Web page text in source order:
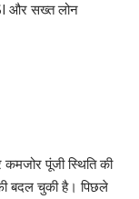
और सख्त लोन
पूंजी स्थिति की
बदल चुकी है। पिछले